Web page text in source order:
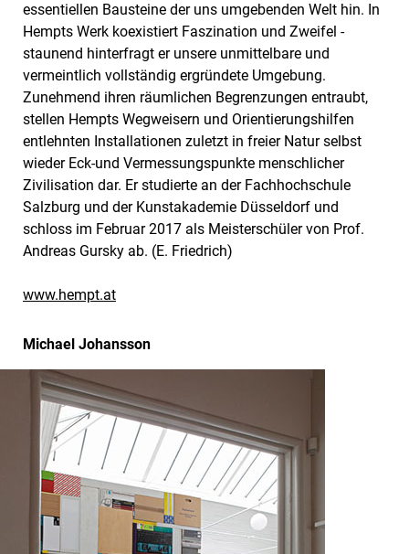
essentiellen Bausteine der uns umgebenden Welt hin. In
Hempts Werk koexistiert Faszination und Zweifel -
staunend hinterfragt er unsere unmittelbare und
vermeintlich vollständig ergründete Umgebung.
Zunehmend ihren räumlichen Begrenzungen entraubt,
stellen Hempts Wegweisern und Orientierungshilfen
entlehnten Installationen zuletzt in freier Natur selbst
wieder Eck-und Vermessungspunkte menschlicher
Zivilisation dar. Er studierte an der Fachhochschule
Salzburg und der Kunstakademie Düsseldorf und
schloss im Februar 2017 als Meisterschüler von Prof.
Andreas Gursky ab. (E. Friedrich)
www.hempt.at
Michael Johansson